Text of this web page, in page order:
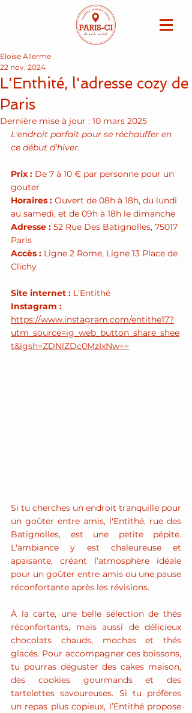
L'Enthité, l'adresse cozy de
Paris
Eloise Allerme
22 nov. 2024
Dernière mise à jour : 10 mars 2025
L'endroit parfait pour se réchauffer en
ce début d'hiver.
Prix : De 7 à 10 € par personne pour un
gouter
Horaires : Ouvert de 08h à 18h, du lundi
au samedi, et de 09h à 18h le dimanche
Adresse : 52 Rue Des Batignolles, 75017
Paris
Accès : Ligne 2 Rome, Ligne 13 Place de
Clichy
Site internet : L'Entithé
Instagram :
https://www.instagram.com/entithe17?
utm_source=ig_web_button_share_shee
t&igsh=ZDNlZDc0MzIxNw==
Si tu cherches un endroit tranquille pour
un goûter entre amis, l'Entithé, rue des
Batignolles, est une petite pépite.
L'ambiance y est chaleureuse et
apaisante, créant l’atmosphère idéale
pour un goûter entre amis ou une pause
réconfortante après les révisions.
À la carte, une belle sélection de thés
réconfortants, mais aussi de délicieux
chocolats chauds, mochas et thés
glacés. Pour accompagner ces boissons,
tu pourras déguster des cakes maison,
des cookies gourmands et des
tartelettes savoureuses. Si tu préfères
un repas plus copieux, l’Entithé propose